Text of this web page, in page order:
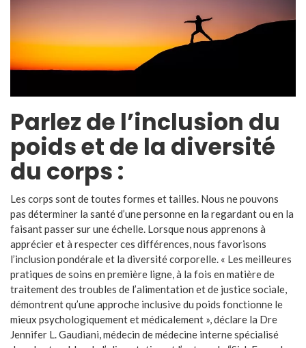
Parlez de l’inclusion du
poids et de la diversité
du corps :
Les corps sont de toutes formes et tailles. Nous ne pouvons
pas déterminer la santé d’une personne en la regardant ou en la
faisant passer sur une échelle. Lorsque nous apprenons à
apprécier et à respecter ces différences, nous favorisons
l’inclusion pondérale et la diversité corporelle. « Les meilleures
pratiques de soins en première ligne, à la fois en matière de
traitement des troubles de l’alimentation et de justice sociale,
démontrent qu’une approche inclusive du poids fonctionne le
mieux psychologiquement et médicalement », déclare la Dre
Jennifer L. Gaudiani, médecin de médecine interne spécialisé